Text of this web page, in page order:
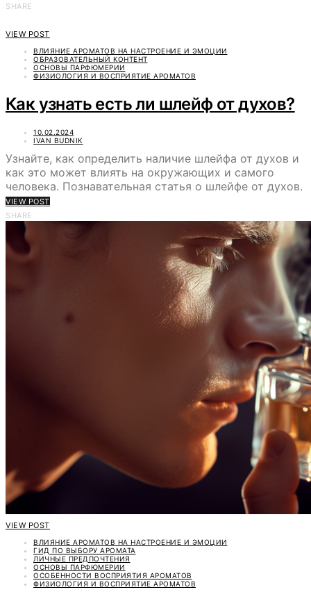
SHARE
VIEW POST
ВЛИЯНИЕ АРОМАТОВ НА НАСТРОЕНИЕ И ЭМОЦИИ
ОБРАЗОВАТЕЛЬНЫЙ КОНТЕНТ
ОСНОВЫ ПАРФЮМЕРИИ
ФИЗИОЛОГИЯ И ВОСПРИЯТИЕ АРОМАТОВ
Как узнать есть ли шлейф от духов?
10.02.2024
IVAN BUDNIK
Узнайте, как определить наличие шлейфа от духов и
как это может влиять на окружающих и самого
человека. Познавательная статья о шлейфе от духов.
VIEW POST
SHARE
VIEW POST
ВЛИЯНИЕ АРОМАТОВ НА НАСТРОЕНИЕ И ЭМОЦИИ
ГИД ПО ВЫБОРУ АРОМАТА
ЛИЧНЫЕ ПРЕДПОЧТЕНИЯ
ОСНОВЫ ПАРФЮМЕРИИ
ОСОБЕННОСТИ ВОСПРИЯТИЯ АРОМАТОВ
ФИЗИОЛОГИЯ И ВОСПРИЯТИЕ АРОМАТОВ